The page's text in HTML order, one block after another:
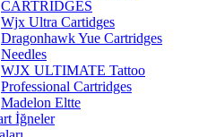
CARTRIDGES
Wjx Ultra Cartidges
Dragonhawk Yue Cartridges
Needles
WJX ULTIMATE Tattoo
Professional Cartridges
Madelon Eltte
İğneler